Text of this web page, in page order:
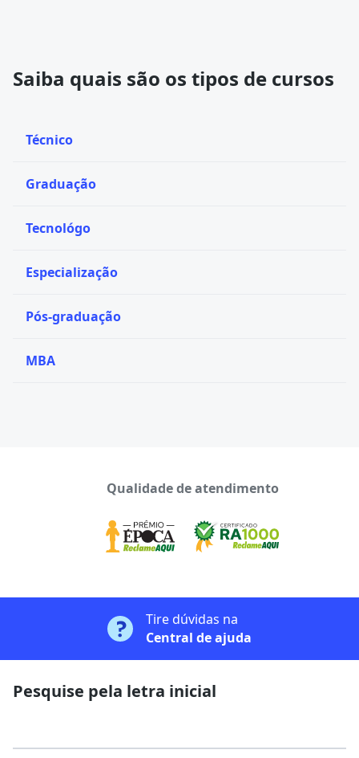
Saiba quais são os tipos de cursos
Técnico
Graduação
Tecnológo
Especialização
Pós-graduação
MBA
Qualidade de atendimento
Tire dúvidas na
Central de ajuda
Pesquise pela letra inicial